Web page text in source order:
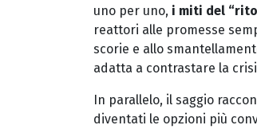
uno per uno, i miti del
reattori alle promesse
scorie e allo
adatta a contrastare la
In parallelo, il saggio
diventati le opzioni più